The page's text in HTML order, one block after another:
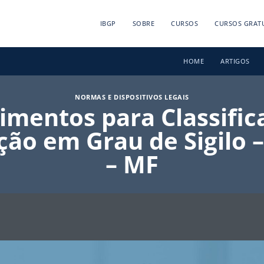
IBGP SOBRE CURSOS CURSOS
HOME ARTIGOS
NORMAS E DISPOSITIVOS LEGAIS
para
em Grau de Sigilo
– MF